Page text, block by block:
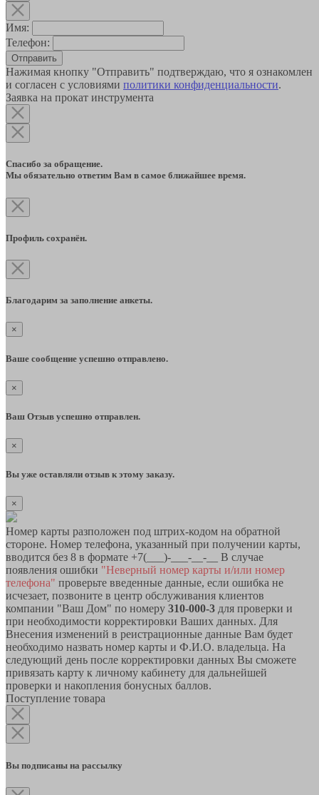
Имя:
Телефон:
Отправить
Нажимая кнопку "Отправить" подтверждаю, что я ознакомлен
и согласен с условиями политики конфиденциальности.
Заявка на прокат инструмента
Спасибо за обращение.
Мы обязательно ответим Вам в самое ближайшее время.
Профиль сохранён.
Благодарим за заполнение анкеты.
×
Ваше сообщение успешно отправлено.
×
Ваш Отзыв успешно отправлен.
×
Вы уже оставляли отзыв к этому заказу.
×
Номер карты разположен под штрих-кодом на обратной
стороне. Номер телефона, указанный при получении карты,
вводится без 8 в формате +7(___)-___-__-__ В случае
появления ошибки "Неверный номер карты и/или номер
телефона" проверьте введенные данные, если ошибка не
исчезает, позвоните в центр обслуживания клиентов
компании "Ваш Дом" по номеру 310-000-3 для проверки и
при необходимости корректировки Ваших данных. Для
Внесения изменений в реистрационные данные Вам будет
необходимо назвать номер карты и Ф.И.О. владельца. На
следующий день после корректировки данных Вы сможете
привязать карту к личному кабинету для дальнейшей
проверки и накопления бонусных баллов.
Поступление товара
Вы подписаны на рассылку